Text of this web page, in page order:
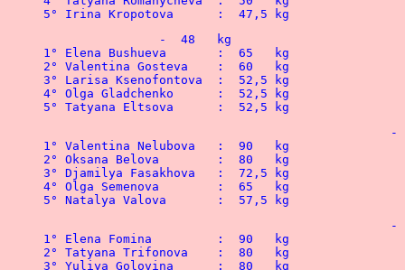
5° Irina Kropotova	:  47,5 kg
		-  48   kg